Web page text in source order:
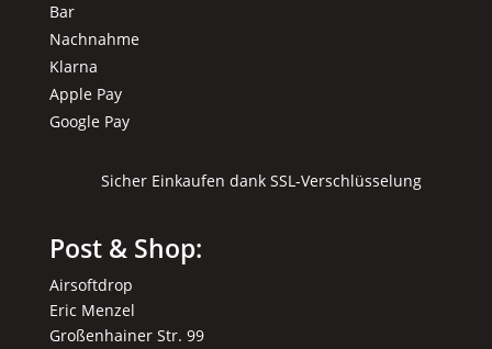
Bar
Nachnahme
Klarna
Apple Pay
Google Pay
Sicher Einkaufen dank SSL-Verschlüsselung
Post & Shop:
Airsoftdrop
Eric Menzel
Großenhainer Str. 99